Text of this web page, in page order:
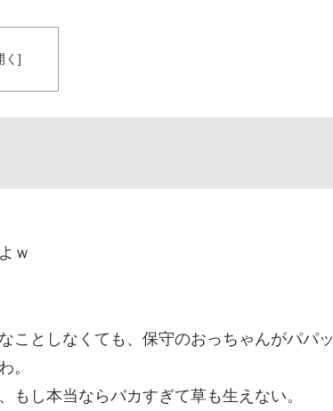
ｗ
ことしなくても、保守のおっちゃんがパパッ
。
し本当ならバカすぎて草も生えない。